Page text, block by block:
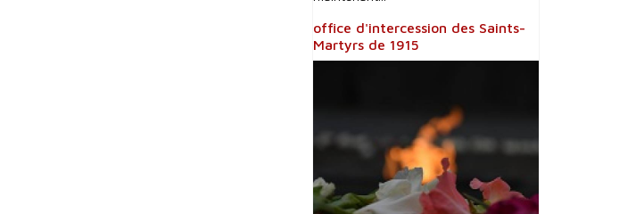
office d'intercession des Saints-
Martyrs de 1915